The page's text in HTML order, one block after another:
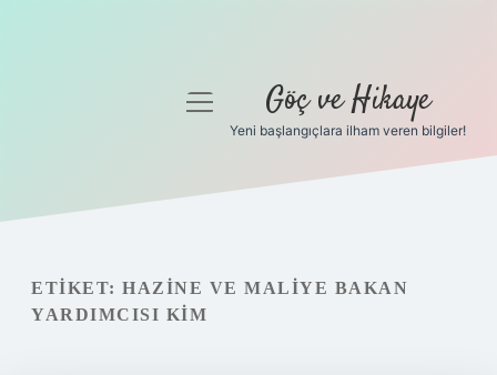
Gizlilik Politikası
Hakkımızda
menüyü
Göç ve Hikaye
Yeni başlangıçlara ilham veren bilgiler!
ETIKET: HAZINE VE MALIYE BAKAN
YARDIMCISI KIM